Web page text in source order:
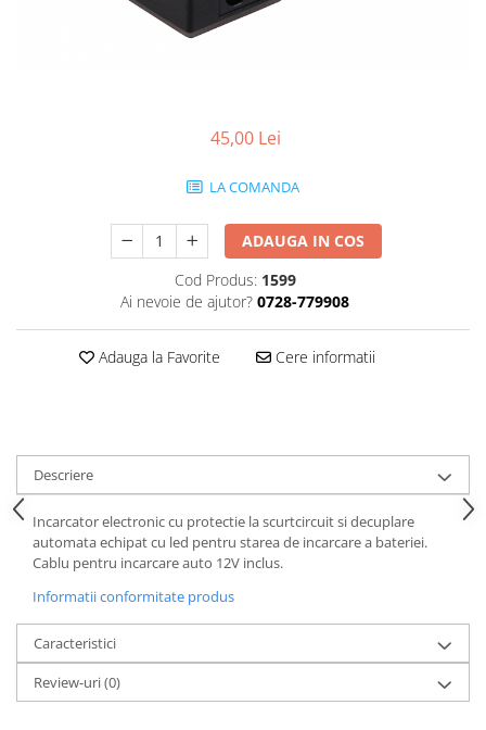
45,00 Lei
LA COMANDA
ADAUGA IN COS
Cod Produs: 1599
Ai nevoie de ajutor? 0728-779908
Adauga la Favorite Cere informatii
Descriere
Incarcator electronic cu protectie la scurtcircuit si decuplare
automata echipat cu led pentru starea de incarcare a bateriei.
Cablu pentru incarcare auto 12V inclus.
Informatii conformitate produs
Caracteristici
Review-uri(0)